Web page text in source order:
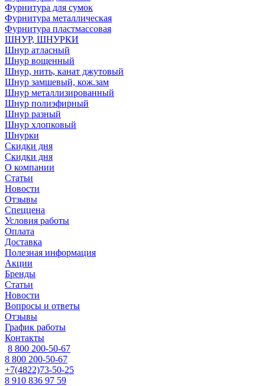
Фурнитура для сумок
Фурнитура металлическая
Фурнитура пластмассовая
ШНУР, ШНУРКИ
Шнур атласный
Шнур вощенный
Шнур, нить, канат джутовый
Шнур замшевый, кож.зам
Шнур металлизированный
Шнур полиэфирный
Шнур разный
Шнур хлопковый
Шнурки
Скидки дня
Скидки дня
О компании
Статьи
Новости
Отзывы
Спеццена
Условия работы
Оплата
Доставка
Полезная информация
Акции
Бренды
Статьи
Новости
Вопросы и ответы
Отзывы
График работы
Контакты
8 800 200-50-67
8 800 200-50-67
+7(4822)73-50-25
8 910 836 97 59